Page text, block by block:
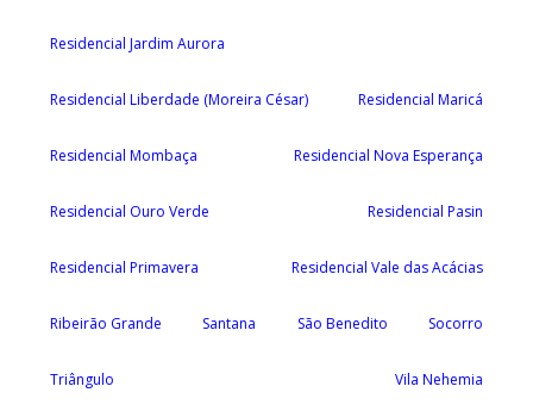
Residencial Jardim Aurora
Residencial Liberdade (Moreira César) Residencial Maricá
Residencial Mombaça Residencial Nova Esperança
Residencial Ouro Verde Residencial Pasin
Residencial Primavera Residencial Vale das Acácias
Ribeirão Grande Santana São Benedito Socorro
Triângulo Vila Nehemia